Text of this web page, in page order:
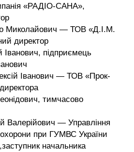
«РАДІО-САНА»,
Миколайович — ТОВ «Д.І.М.
директор
Іванович, підприємець
Іванович — ТОВ «Прок-
тимчасово
Валерійович — Управління
при ГУМВС України
начальника